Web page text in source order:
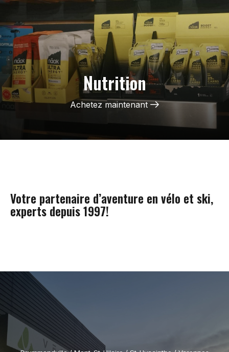
Nutrition
Achetez maintenant
Votre partenaire d’aventure en vélo et ski,
experts depuis 1997!